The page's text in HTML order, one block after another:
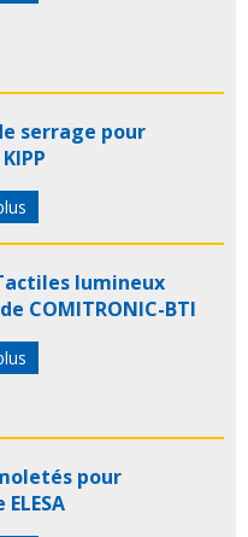
serrage pour
lumineux
COMITRONIC-BTI
pour